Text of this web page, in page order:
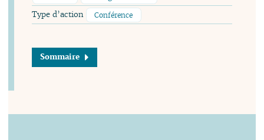
Type d’action Conférence
Sommaire